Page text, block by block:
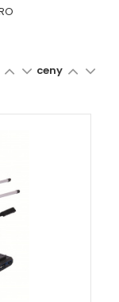
ceny